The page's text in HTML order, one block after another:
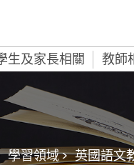
生及家長相關 教師
學習領域 > 英國語文